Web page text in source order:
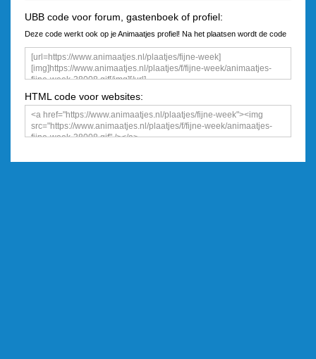
UBB code voor forum, gastenboek of profiel:
Deze code werkt ook op je Animaatjes profiel! Na het plaatsen wordt de code
een plaatje
HTML code voor websites: